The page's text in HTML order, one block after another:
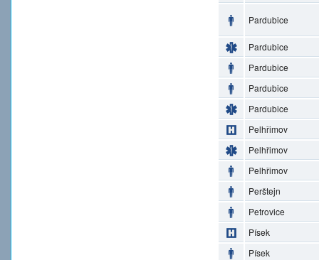
Pardubice
Pardubice
Pardubice
Pardubice
Pardubice
Pelhřimov
Pelhřimov
Pelhřimov
Perštejn
Petrovice
Písek
Písek